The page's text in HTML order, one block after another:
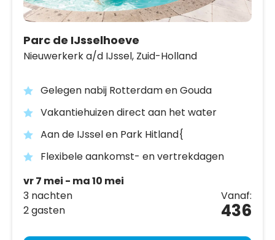
Parc de IJsselhoeve
Nieuwerkerk a/d IJssel, Zuid-Holland
Gelegen nabij Rotterdam en Gouda
Vakantiehuizen direct aan het water
Aan de IJssel en Park Hitland{
Flexibele aankomst- en vertrekdagen
vr 7 mei - ma 10 mei
3 nachten
2 gasten
Vanaf:
436